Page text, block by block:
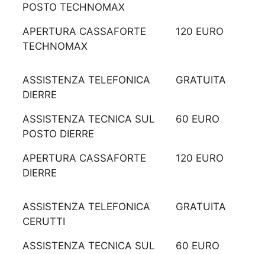
POSTO TECHNOMAX
APERTURA CASSAFORTE
TECHNOMAX
120 EURO
ASSISTENZA TELEFONICA
DIERRE
GRATUITA
ASSISTENZA TECNICA SUL
POSTO DIERRE
60 EURO
APERTURA CASSAFORTE
DIERRE
120 EURO
ASSISTENZA TELEFONICA
CERUTTI
GRATUITA
ASSISTENZA TECNICA SUL
60 EURO